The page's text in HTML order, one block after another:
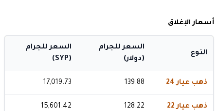
أسعار الإغلاق
النوع
السعر للجرام
(دولار)
السعر للجرام
(SYP)
ذهب عيار 24 139.88
17,019.73
ذهب عيار 22 128.22
15,601.42